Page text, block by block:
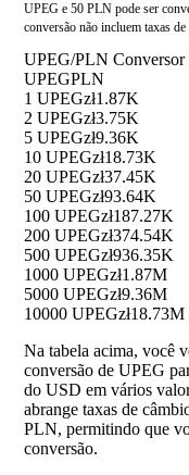
UPEG e 50 PLN pode ser
conversão não incluem taxas
UPEG/PLN Conversor
UPEGPLN
1 UPEGzł1.87K
2 UPEGzł3.75K
5 UPEGzł9.36K
10 UPEGzł18.73K
20 UPEGzł37.45K
50 UPEGzł93.64K
100 UPEGzł187.27K
200 UPEGzł374.54K
500 UPEGzł936.35K
1000 UPEGzł1.87M
5000 UPEGzł9.36M
10000 UPEGzł18.73M
Na tabela acima, você
conversão de UPEG
do USD em vários
abrange taxas de
PLN, permitindo que
conversão.